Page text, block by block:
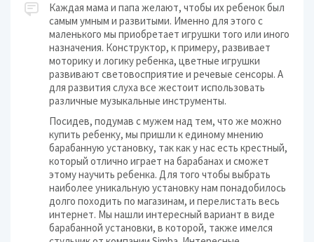
Каждая мама и папа желают, чтобы их ребенок был
самым умным и развитыми. Именно для этого с
маленького мы приобретает игрушки того или иного
назначения. Конструктор, к примеру, развивает
моторику и логику ребенка, цветные игрушки
развивают световосприятие и речевые сенсоры. А
для развития слуха все жестоит использовать
различные музыкальные инструменты.
Посидев, подумав с мужем над тем, что же можно
купить ребенку, мы пришли к единому мнению
барабанную установку, так как у нас есть крестный,
который отлично играет на барабанах и сможет
этому научить ребенка. Для того чтобы выбрать
наиболее уникальную установку нам понадобилось
долго походить по магазинам, и перелистать весь
интернет. Мы нашли интересный вариант в виде
барабанной установки, в которой, также имелся